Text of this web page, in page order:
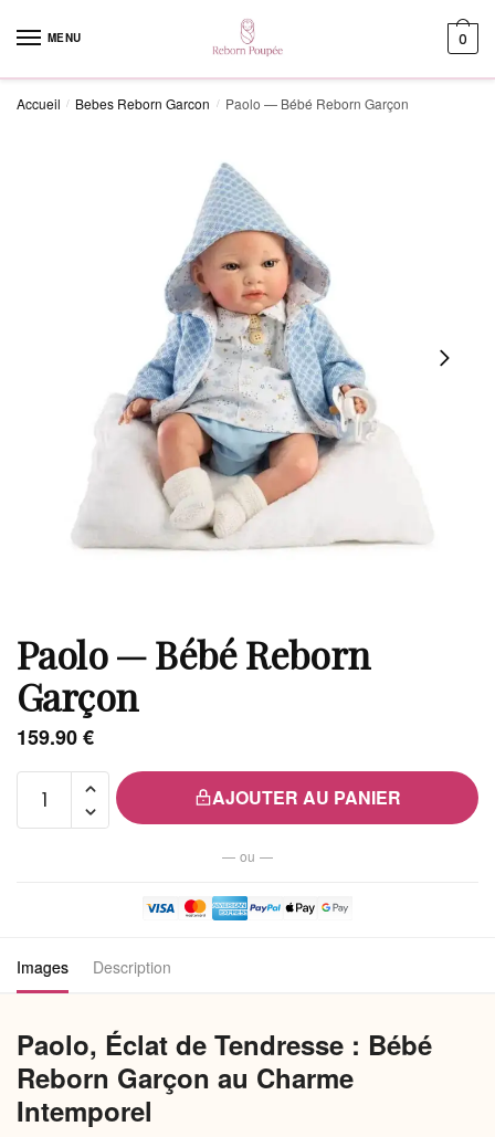
MENU 0
Accueil / Bebes Reborn Garcon / Paolo — Bébé Reborn Garçon
Paolo — Bébé Reborn
Garçon
159.90€
AJOUTER AU PANIER
— ou —
Images Description
Paolo, Éclat de Tendresse : Bébé
Reborn Garçon au Charme
Intemporel